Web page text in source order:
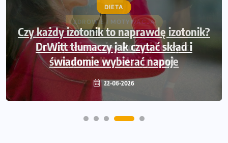
DIETA
Czy każdy izotonik to naprawdę izotonik?
DrWitt tłumaczy jak czytać skład i
świadomie wybierać napoje
22-06-2026